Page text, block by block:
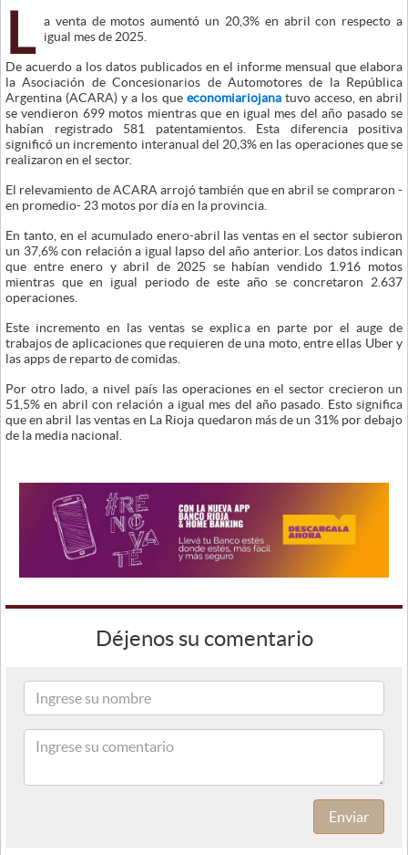
L
a venta de motos aumentó un 20,3% en abril con respecto a
igual mes de 2025.
De acuerdo a los datos publicados en el informe mensual que elabora
la Asociación de Concesionarios de Automotores de la República
Argentina (ACARA) y a los que economiariojanatuvo acceso, en abril
se vendieron 699 motos mientras que en igual mes del año pasado se
habían registrado 581 patentamientos. Esta diferencia positiva
significó un incremento interanual del 20,3% en las operaciones que se
realizaron en el sector.
El relevamiento de ACARA arrojó también que en abril se compraron -
en promedio- 23 motos por día en la provincia.
En tanto, en el acumulado enero-abril las ventas en el sector subieron
un 37,6% con relación a igual lapso del año anterior. Los datos indican
que entre enero y abril de 2025 se habían vendido 1.916 motos
mientras que en igual periodo de este año se concretaron 2.637
operaciones.
Este incremento en las ventas se explica en parte por el auge de
trabajos de aplicaciones que requieren de una moto, entre ellas Uber y
las apps de reparto de comidas.
Por otro lado, a nivel país las operaciones en el sector crecieron un
51,5% en abril con relación a igual mes del año pasado. Esto significa
que en abril las ventas en La Rioja quedaron más de un 31% por debajo
de la media nacional.
Déjenos su comentario
Enviar